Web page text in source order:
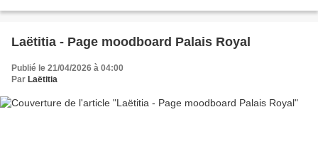
Laëtitia - Page moodboard Palais Royal
Publié le 21/04/2026 à 04:00
Par Laëtitia